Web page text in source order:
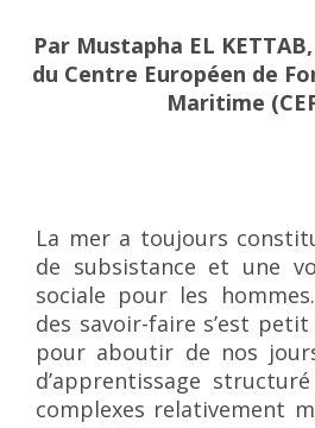
Par Mustapha EL
du Centre Européen de
Maritime
La mer a toujours
de subsistance et une
sociale pour les
des savoir-faire s’est
pour aboutir de nos
d’apprentissage
complexes relativement